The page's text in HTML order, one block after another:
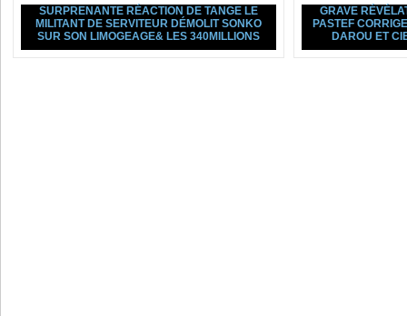
SURPRENANTE RÉACTION DE TANGE LE
MILITANT DE SERVITEUR DÉMOLIT SONKO
SUR SON LIMOGEAGE& LES 340MILLIONS
GRAVE
PASTEF
DAROU ET